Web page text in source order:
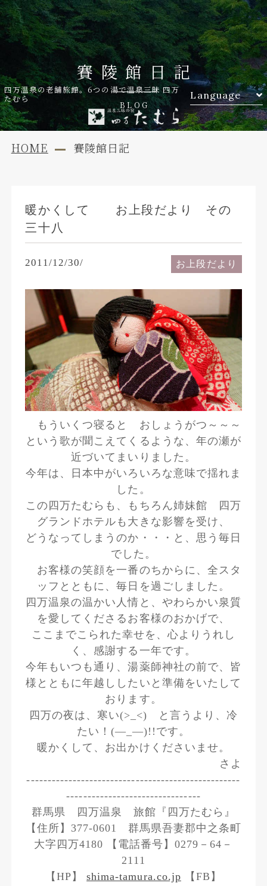
四万温泉の老舗旅館。6つの湯で温泉三昧 四万
たむら
Language
賽陵館日記
BLOG
HOME 賽陵館日記
暖かくして お上段だより その
三十八
2011/12/30/ お上段だより
もういくつ寝ると おしょうがつ～～～
という歌が聞こえてくるような、年の瀬が
近づいてまいりました。
今年は、日本中がいろいろな意味で揺れま
した。
この四万たむらも、もちろん姉妹館 四万
グランドホテルも大きな影響を受け、
どうなってしまうのか・・・と、思う毎日
でした。
お客様の笑顔を一番のちからに、全スタ
ッフとともに、毎日を過ごしました。
四万温泉の温かい人情と、やわらかい泉質
を愛してくださるお客様のおかげで、
ここまでこられた幸せを、心よりうれし
く、感謝する一年です。
今年もいつも通り、湯薬師神社の前で、皆
様とともに年越ししたいと準備をいたして
おります。
四万の夜は、寒い(>_<) と言うより、冷
たい！(―_―)!!です。
暖かくして、お出かけくださいませ。
さよ
---------------------------------------------------
--------------------------------
群馬県 四万温泉 旅館『四万たむら』
【住所】377-0601 群馬県吾妻郡中之条町
大字四万4180 【電話番号】0279－64－
2111
【HP】shima-tamura.co.jp 【FB】